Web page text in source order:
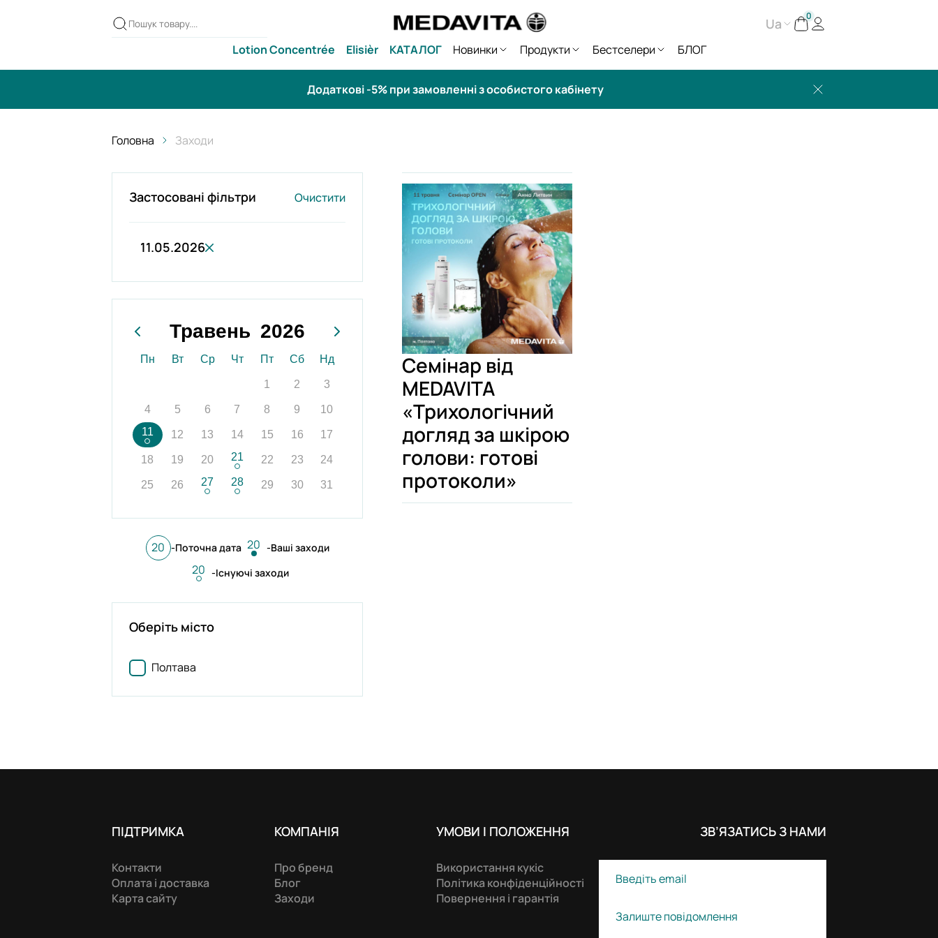
Ua 0
Lotion Concentrée Elisièr КАТАЛОГ Новинки Продукти Бестселери БЛОГ
Додаткові -5% при замовленні з особистого кабінету
Головна Заходи
Застосовані фільтри Очистити
11.05.2026
Травень 2026
Пн Вт Ср Чт Пт Сб Нд
1 2 3
4 5 6 7 8 9
10
11
12 13 14 15 16 17
18 19 20 21 22 23 24
25 26 27 28 29 30 31
Січ Лют Бер
Чер
Жов Лис Гру
20 -Поточна дата 20 -Ваші заходи
20 -Існуючі заходи
Оберіть місто
Полтава
Семінар від
MEDAVITA
«Трихологічний
догляд за шкірою
голови: готові
протоколи»
ПІДТРИМКА
Контакти
Оплата і доставка
Карта сайту
КОМПАНIЯ
Про бренд
Блог
Заходи
УМОВИ І ПОЛОЖЕННЯ
Використання кукіс
Політика конфіденційності
Повернення і гарантія
ЗВ’ЯЗАТИСЬ З НАМИ